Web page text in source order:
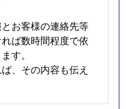
お客様の連絡先等
ば数時間程度で依
す。
、その内容も伝え